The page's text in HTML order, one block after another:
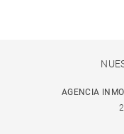
AGENCIA